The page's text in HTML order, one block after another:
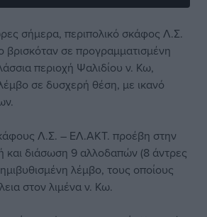
σήμερα, περιπολικό σκάφος Λ.Σ.
σε προγραμματισμένη
περιοχή Ψαλιδίου ν. Κω,
σε δυσχερή θέση, με ικανό
Λ.Σ. – ΕΛ.ΑΚΤ. προέβη στην
και διάσωση 9 αλλοδαπών (8 άντρες
λέμβο, τους οποίους
στον λιμένα ν. Κω.